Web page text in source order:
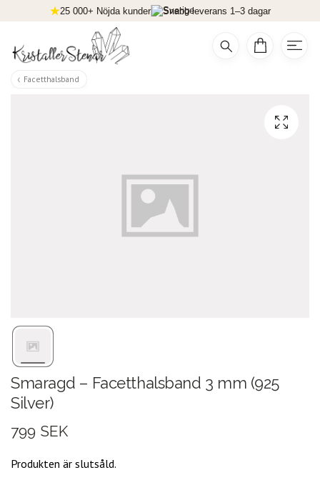
25 000+ Nöjda kunder Snabb leverans 1–3 dagar
Facetthalsband
Smaragd – Facetthalsband 3 mm (925
Silver)
799 SEK
Produkten är slutsåld.